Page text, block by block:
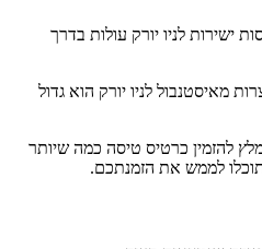
ישירות לניו יורק עולות בדרך
מאיסטנבול לניו יורק הוא גדול
להזמין כרטיס טיסה כמה שיותר
לממש את הזמנתכם.